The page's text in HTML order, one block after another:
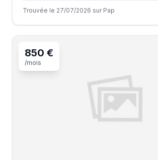
Trouvée le 27/07/2026 sur Pap
850 €
/mois